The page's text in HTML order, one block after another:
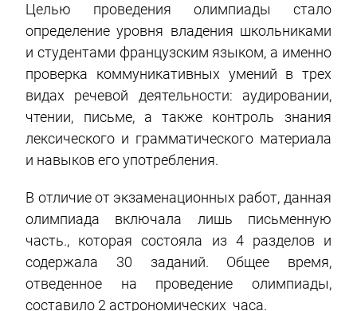
Целью проведения олимпиады стало
определение уровня владения школьниками
и студентами французским языком, а именно
проверка коммуникативных умений в трех
видах речевой деятельности: аудировании,
чтении, письме, а также контроль знания
лексического и грамматического материала
и навыков его употребления.
В отличие от экзаменационных работ, данная
олимпиада включала лишь письменную
часть., которая состояла из 4 разделов и
содержала 30 заданий. Общее время,
отведенное на проведение олимпиады,
составило 2 астрономических часа.